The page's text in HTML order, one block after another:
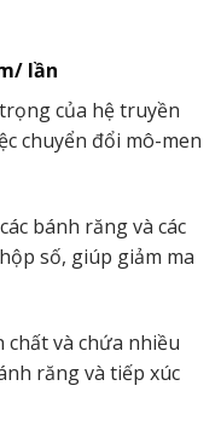
lần
của hệ truyền
chuyển đổi mô-men
bánh răng và các
số, giúp giảm ma
chất và chứa nhiều
răng và tiếp xúc